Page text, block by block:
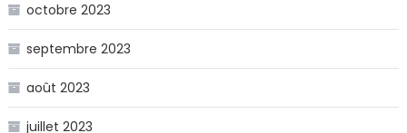
octobre 2023
septembre 2023
août 2023
juillet 2023